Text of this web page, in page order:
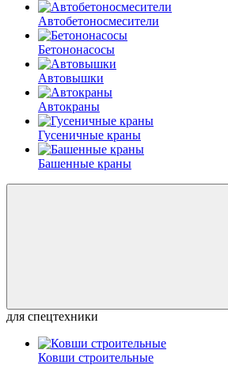
Автобетоно­смесители
Бетононасосы
Автовышки
Автокраны
Гусеничные краны
Башенные краны
для спецтехники
Ковши строительные